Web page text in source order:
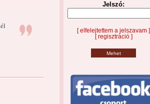
Jelszó:
[ elfelejtettem a jelszavam ]
[ regisztráció ]